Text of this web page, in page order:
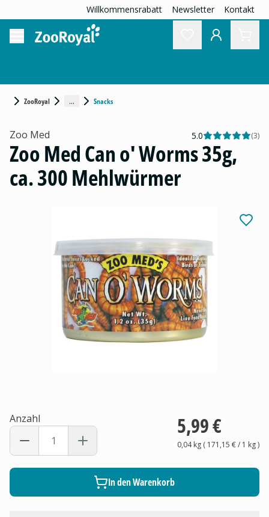
Willkommensrabatt Newsletter Kontakt
ZooRoyal ... Snacks
Zoo Med 5.0 (3)
Zoo Med Can o' Worms 35g,
ca. 300 Mehlwürmer
Anzahl 5,99 €
0,04 kg( 171,15 €/ 1 kg)
In den Warenkorb